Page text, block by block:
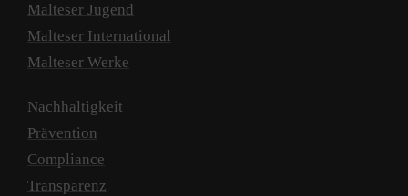
Malteser Jugend
Malteser International
Malteser Werke
Nachhaltigkeit
Prävention
Compliance
Transparenz